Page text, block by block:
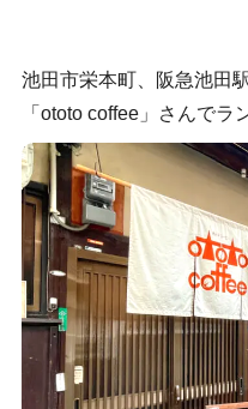
池田市栄本町、阪急池田
「ototo coffee」さんでラ